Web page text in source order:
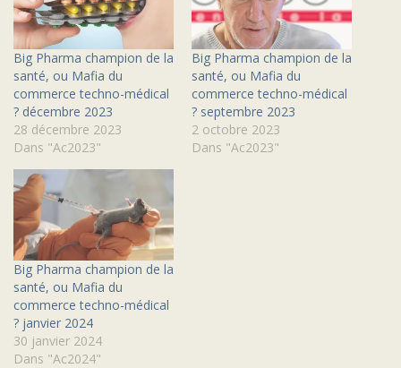
Big Pharma champion de la
santé, ou Mafia du
commerce techno-médical
? décembre 2023
28 décembre 2023
Dans "Ac2023"
Big Pharma champion de la
santé, ou Mafia du
commerce techno-médical
? septembre 2023
2 octobre 2023
Dans "Ac2023"
Big Pharma champion de la
santé, ou Mafia du
commerce techno-médical
? janvier 2024
30 janvier 2024
Dans "Ac2024"